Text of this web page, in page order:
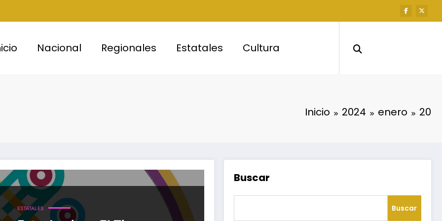
Nacional Regionales Estatales Cultura
Inicio 2024 enero 20
ESTATALES
Buscar
Buscar